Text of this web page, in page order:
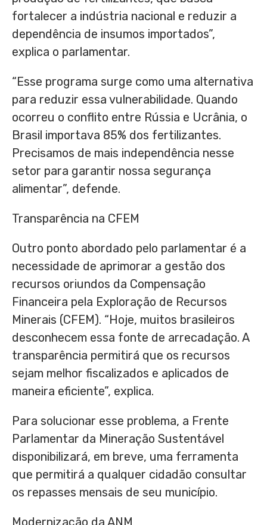
fortalecer a indústria nacional e reduzir a
dependência de insumos importados”,
explica o parlamentar.
“Esse programa surge como uma alternativa
para reduzir essa vulnerabilidade. Quando
ocorreu o conflito entre Rússia e Ucrânia, o
Brasil importava 85% dos fertilizantes.
Precisamos de mais independência nesse
setor para garantir nossa segurança
alimentar”, defende.
Transparência na CFEM
Outro ponto abordado pelo parlamentar é a
necessidade de aprimorar a gestão dos
recursos oriundos da Compensação
Financeira pela Exploração de Recursos
Minerais (CFEM). “Hoje, muitos brasileiros
desconhecem essa fonte de arrecadação. A
transparência permitirá que os recursos
sejam melhor fiscalizados e aplicados de
maneira eficiente”, explica.
Para solucionar esse problema, a Frente
Parlamentar da Mineração Sustentável
disponibilizará, em breve, uma ferramenta
que permitirá a qualquer cidadão consultar
os repasses mensais de seu município.
Modernização da ANM